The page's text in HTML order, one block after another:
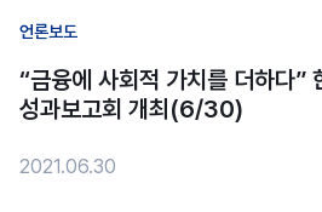
언론보도
“금융에 사회적 가치를 더하다”
성과보고회 개최(6/30)
2021.06.30